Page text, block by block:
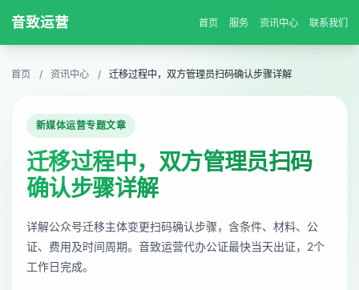
音致运营 首页 服务 资讯中心 联系我们
首页 / 资讯中心 / 迁移过程中，双方管理员扫码确认步骤详解
新媒体运营专题文章
迁移过程中，双方管理员扫码
确认步骤详解
详解公众号迁移主体变更扫码确认步骤，含条件、材料、公
证、费用及时间周期。音致运营代办公证最快当天出证，2个
工作日完成。